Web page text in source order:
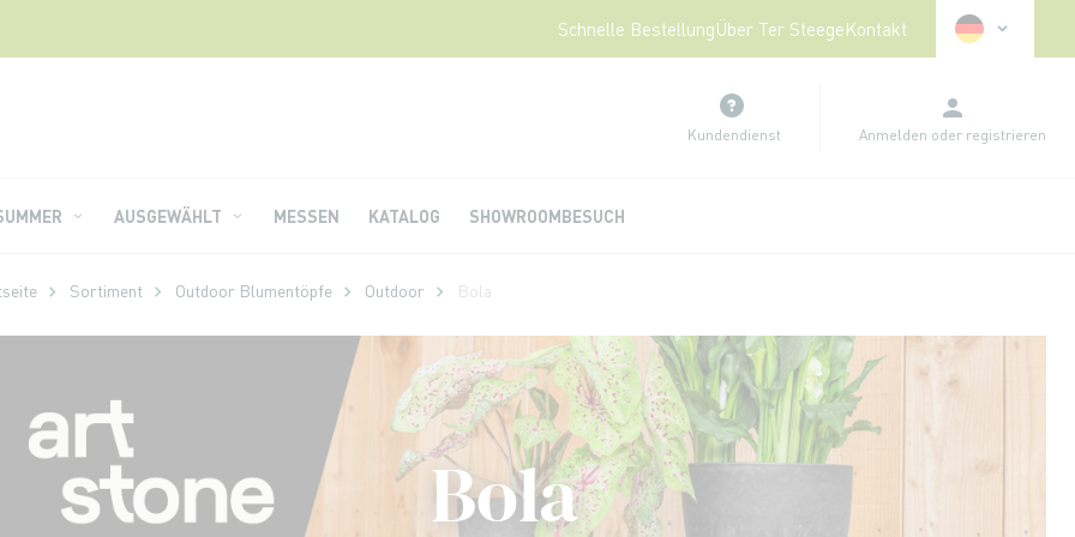
Schnelle BestellungÜber Ter SteegeKontakt
Sprache
Kundendienst Anmelden oder registrieren
AUSGEWÄHLT MESSEN KATALOG SHOWROOMBESUCH
Sortiment Outdoor Blumentöpfe Outdoor Bola
Bola